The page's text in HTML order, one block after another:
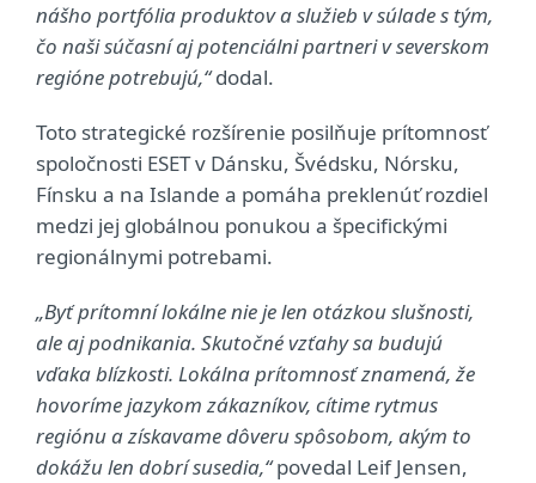
nášho portfólia produktov a služieb v súlade s tým,
čo naši súčasní aj potenciálni partneri v severskom
regióne potrebujú,“dodal.
Toto strategické rozšírenie posilňuje prítomnosť
spoločnosti ESET v Dánsku, Švédsku, Nórsku,
Fínsku a na Islande a pomáha preklenúť rozdiel
medzi jej globálnou ponukou a špecifickými
regionálnymi potrebami.
„Byť prítomní lokálne nie je len otázkou slušnosti,
ale aj podnikania. Skutočné vzťahy sa budujú
vďaka blízkosti. Lokálna prítomnosť znamená, že
hovoríme jazykom zákazníkov, cítime rytmus
regiónu a získavame dôveru spôsobom, akým to
dokážu len dobrí susedia,“povedal Leif Jensen,